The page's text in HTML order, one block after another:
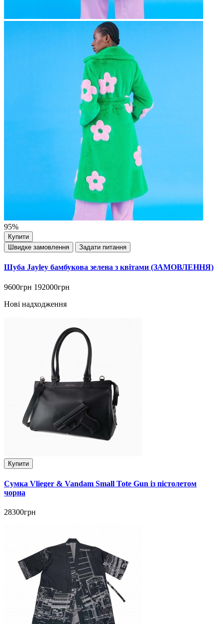
95%
Купити
Швидке замовлення
Задати питання
Шуба Jayley бамбукова зелена з квітами (ЗАМОВЛЕННЯ)
9600грн 192000грн
Нові надходження
Купити
Сумка Vlieger & Vandam Small Tote Gun із пістолетом
чорна
28300грн